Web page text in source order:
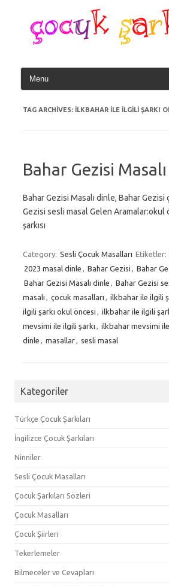
content
TAG ARCHIVES: ILKBAHAR ILE ILGILI ŞARKI
Bahar Gezisi Masalı
Bahar Gezisi Masalı dinle, Bahar Gezisi
Gezisi sesli masal Gelen Aramalar:okul
şarkısı
Category: Sesli Çocuk Masalları Etiketler:
2023 masal dinle
Bahar Gezisi Bahar
Bahar Gezisi Masalı dinle
Bahar Gezisi
masalı
çocuk masalları ilkbahar ile ilgili
ilgili şarkı okul öncesi
ilkbahar ile ilgili
mevsimi ile ilgili şarkı
ilkbahar mevsimi
dinle
masallar sesli masal
Kategoriler
Türkçe Çocuk Şarkıları
İngilizce Çocuk Şarkıları
Ninniler
Sesli Çocuk Masalları
Çocuk Şarkıları Sözleri
Çocuk Masalları
Çocuk Şiirleri
Tekerlemeler
Bilmeceler ve Cevapları